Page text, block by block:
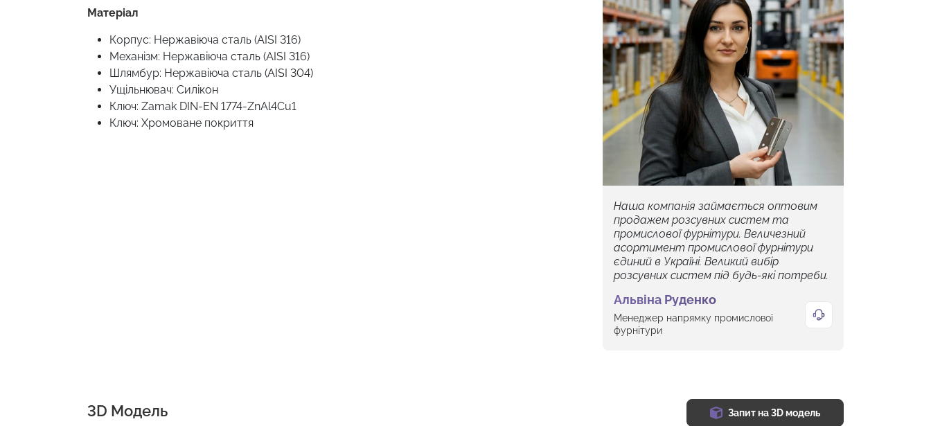
Матеріал
Корпус: Нержавіюча сталь (AISI 316)
Механізм: Нержавіюча сталь (AISI 316)
Шлямбур: Нержавіюча сталь (AISI 304)
Ущільнювач: Силікон
Ключ: Zamak DIN-EN 1774-ZnAl4Cu1
Ключ: Хромоване покриття
Наша компанія займається оптовим
продажем розсувних систем та
промислової фурнітури. Величезний
асортимент промислової фурнітури
єдиний в Україні. Великий вибір
розсувних систем під будь-які потреби.
Альвіна Руденко
Менеджер напрямку промислової
фурнітури
3D Модель Запит на 3D модель